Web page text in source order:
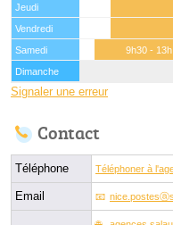
Jeudi
Vendredi
Samedi
9h30 - 13h
Dimanche
Signaler une erreur
Contact
Téléphone Téléphoner à
Email